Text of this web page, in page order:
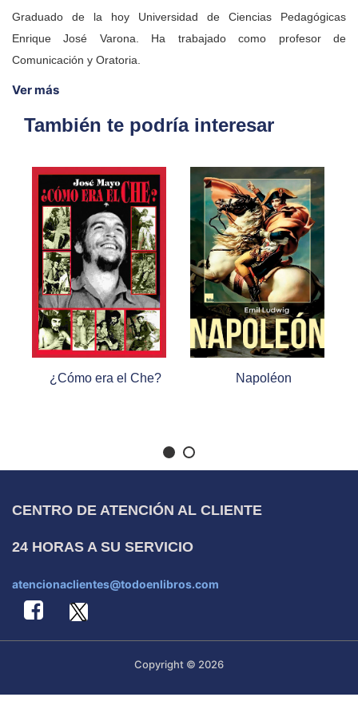
Graduado de la hoy Universidad de Ciencias Pedagógicas
Enrique José Varona. Ha trabajado como profesor de
Comunicación y Oratoria.
Ver más
También te podría interesar
¿Cómo era el Che? Napoléon
CENTRO DE ATENCIÓN AL CLIENTE
24 HORAS A SU SERVICIO
atencionaclientes@todoenlibros.com
Copyright © 2026